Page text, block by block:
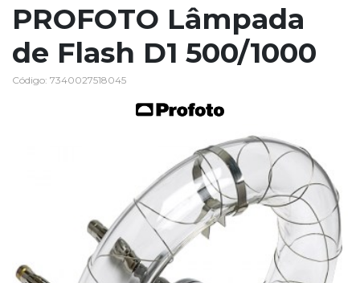
PROFOTO Lâmpada
de Flash D1 500/1000
Código: 7340027518045